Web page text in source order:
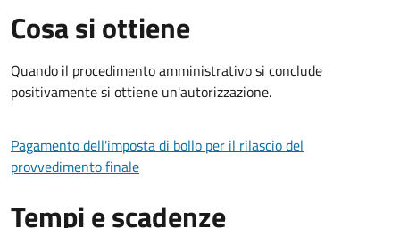
Cosa si ottiene
Quando il procedimento amministrativo si conclude
positivamente si ottiene un'autorizzazione.
Pagamento dell'imposta di bollo per il rilascio del
provvedimento finale
Tempi e scadenze